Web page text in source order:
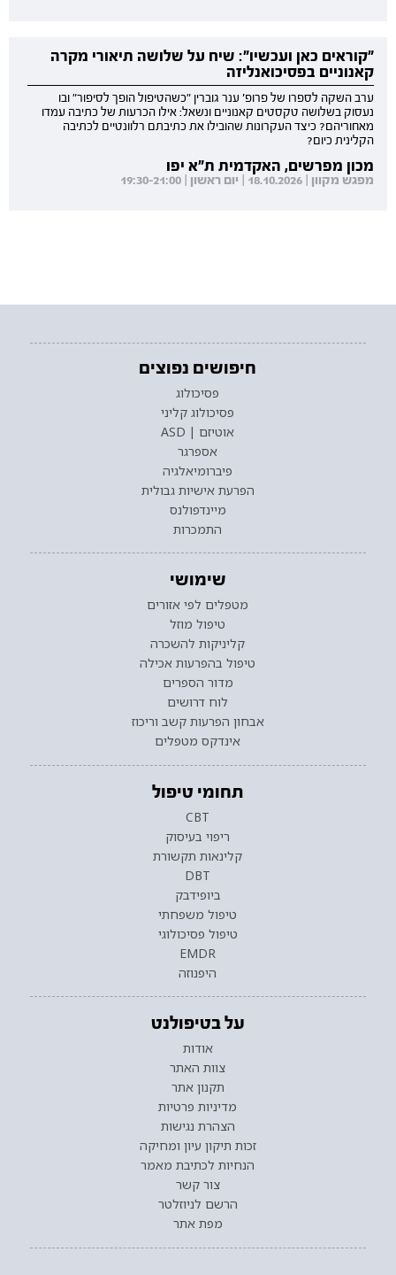
"קוראים כאן ועכשיו": שיח על שלושה תיאורי מקרה
קאנוניים בפסיכואנליזה
ערב השקה לספרו של פרופ' ענר גוברין "כשהטיפול הופך לסיפור" ובו
נעסוק בשלושה טקסטים קאנוניים ונשאל: אילו הכרעות של כתיבה עמדו
מאחוריהם? כיצד העקרונות שהובילו את כתיבתם רלוונטיים לכתיבה
הקלינית כיום?
מכון מפרשים, האקדמית ת"א יפו
מפגש מקוון | 18.10.2026 | יום ראשון | 19:30-21:00
חיפושים נפוצים
פסיכולוג
פסיכולוג קליני
אוטיזם | ASD
אספרגר
פיברומיאלגיה
הפרעת אישיות גבולית
מיינדפולנס
התמכרות
שימושי
מטפלים לפי אזורים
טיפול מוזל
קליניקות להשכרה
טיפול בהפרעות אכילה
מדור הספרים
לוח דרושים
אבחון הפרעות קשב וריכוז
אינדקס מטפלים
תחומי טיפול
CBT
ריפוי בעיסוק
קלינאות תקשורת
DBT
ביופידבק
טיפול משפחתי
טיפול פסיכולוגי
EMDR
היפנוזה
על בטיפולנט
אודות
צוות האתר
תקנון אתר
מדיניות פרטיות
הצהרת נגישות
זכות תיקון עיון ומחיקה
הנחיות לכתיבת מאמר
צור קשר
הרשם לניוזלטר
מפת אתר